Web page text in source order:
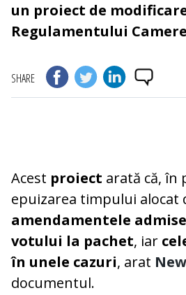
un proiect de
Regulamentului
SHARE
Acest proiect arată că, în
epuizarea timpului alocat
amendamentele
votului la pachet, iar
în unele cazuri, arat
documentul.